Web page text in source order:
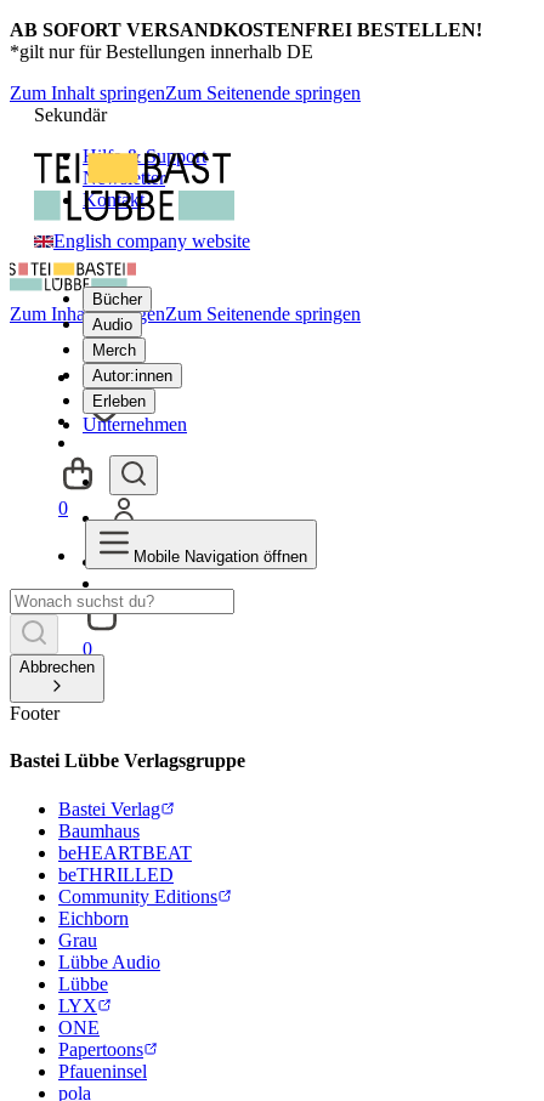
AB SOFORT VERSANDKOSTENFREI BESTELLEN!
*gilt nur für Bestellungen innerhalb DE
Zum Inhalt springenZum Seitenende springen
Sekundär
Hilfe & Support
Newsletter
Kontakt
English company website
Bücher
Audio
Merch
Autor:innen
Erleben
Unternehmen
0
Zum Inhalt springenZum Seitenende springen
0
Mobile Navigation öffnen
Abbrechen
Footer
Bastei Lübbe Verlagsgruppe
Bastei Verlag
Baumhaus
beHEARTBEAT
beTHRILLED
Community Editions
Eichborn
Grau
Lübbe Audio
Lübbe
LYX
ONE
Papertoons
Pfaueninsel
pola